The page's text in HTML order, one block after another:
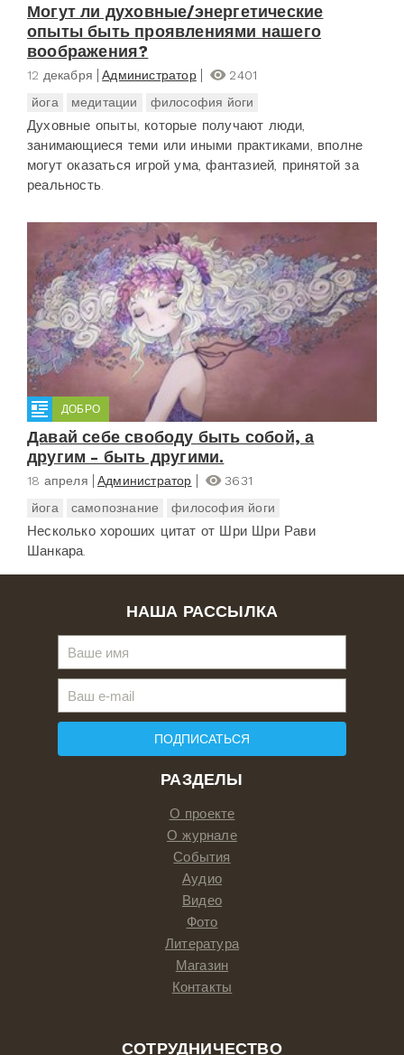
Могут ли духовные/энергетические
опыты быть проявлениями нашего
воображения?
12 декабря Администратор
2401
йога
медитации философия йоги
Духовные опыты, которые получают люди,
занимающиеся теми или иными практиками, вполне
могут оказаться игрой ума, фантазией, принятой за
реальность.
ДОБРО
Давай себе свободу быть собой, а
другим - быть другими.
18 апреля Администратор
3631
йога
самопознание философия йоги
Несколько хороших цитат от Шри Шри Рави
Шанкара.
РАЗДЕЛЫ
О проекте
О журнале
События
Аудио
Видео
Фото
Литература
Магазин
Контакты
СОТРУДНИЧЕСТВО
НАША РАССЫЛКА
ПОДПИСАТЬСЯ